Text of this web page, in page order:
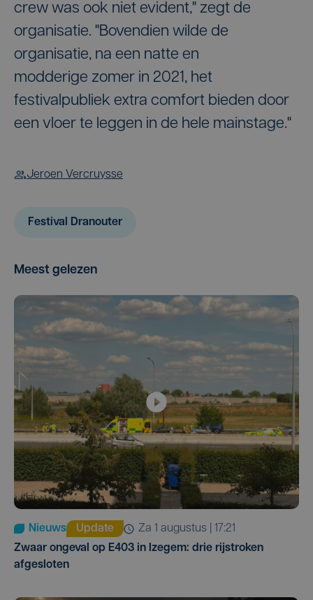
crew was ook niet evident," zegt de
organisatie. "Bovendien wilde de
organisatie, na een natte en
modderige zomer in 2021, het
festivalpubliek extra comfort bieden door
een vloer te leggen in de hele mainstage."
Jeroen Vercruysse
Festival Dranouter
Meest gelezen
Nieuws Update
za 1 augustus | 17:21
Zwaar ongeval op E403 in Izegem: drie rijstroken
afgesloten